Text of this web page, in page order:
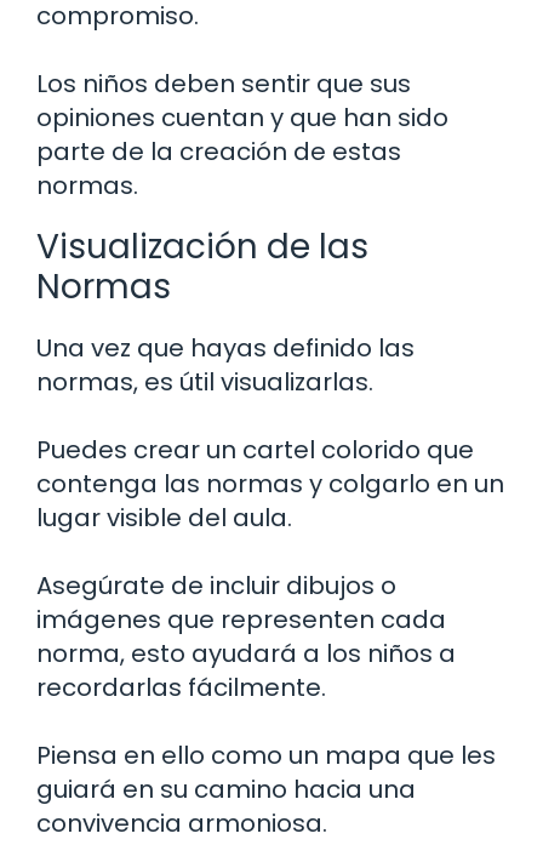
compromiso.
Los niños deben sentir que sus
opiniones cuentan y que han sido
parte de la creación de estas
normas.
Visualización de las
Normas
Una vez que hayas definido las
normas, es útil visualizarlas.
Puedes crear un cartel colorido que
contenga las normas y colgarlo en un
lugar visible del aula.
Asegúrate de incluir dibujos o
imágenes que representen cada
norma, esto ayudará a los niños a
recordarlas fácilmente.
Piensa en ello como un mapa que les
guiará en su camino hacia una
convivencia armoniosa.